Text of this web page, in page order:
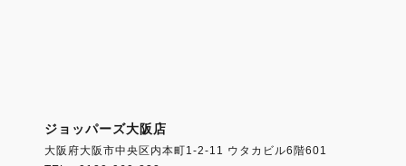
ジョッパーズ大阪店
大阪府大阪市中央区内本町1-2-11 ウタカビル6階601